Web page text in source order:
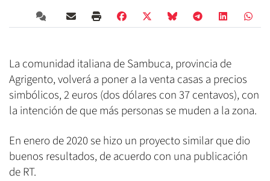
La comunidad italiana de Sambuca, provincia de
Agrigento, volverá a poner a la venta casas a precios
simbólicos, 2 euros (dos dólares con 37 centavos), con
la intención de que más personas se muden a la zona.
En enero de 2020 se hizo un proyecto similar que dio
buenos resultados, de acuerdo con una publicación
de RT.